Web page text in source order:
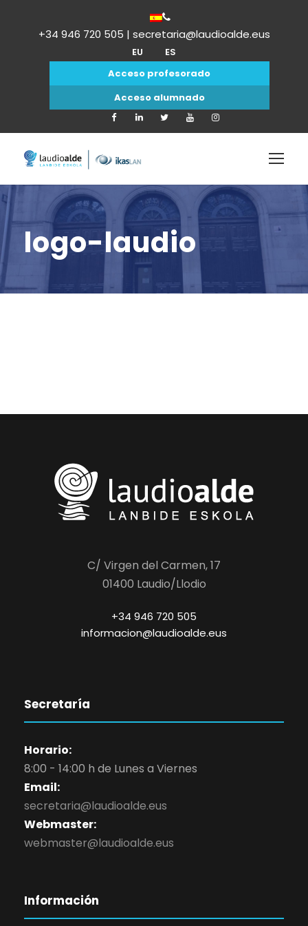
+34 946 720 505 | secretaria@laudioalde.eus
EU
ES
Acceso profesorado
Acceso alumnado
logo-laudio
C/ Virgen del Carmen, 17
01400 Laudio/Llodio
+34 946 720 505
informacion@laudioalde.eus
Secretaría
Horario:
8:00 - 14:00 h de Lunes a Viernes
Email:
secretaria@laudioalde.eus
Webmaster:
webmaster@laudioalde.eus
Información